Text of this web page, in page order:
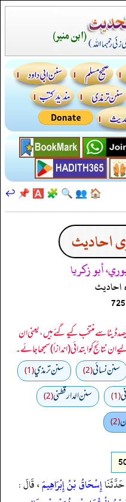
🏠
👥
🔍
🧩
🅰️
📌
↩️
احادیث
أبو زكريا
احادیث
درج ذیل نتائج ذخیرہ احادیث کے 75 فیصد ڈیٹا سے منتخب کیے گئے ہیں، یعنی ان
نتائج کو ابتدائی (اندازاً) سمجھا جائے۔
سنن نسائي(2) سنن ترمذي(1)
(1) سنن الدارقطني(2)
(2)
إِسْحَاقُ بْنُ إِبْرَاهِيمَ، قَالَ :